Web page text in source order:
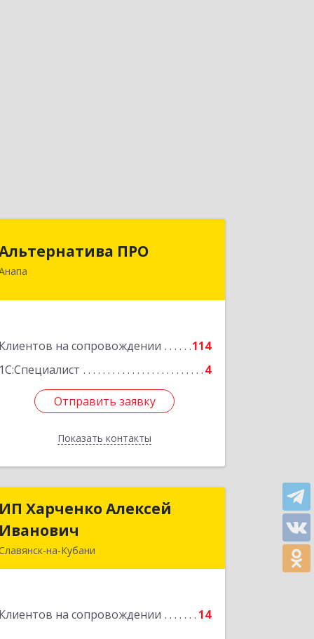
ПРО
Клиентов на сопровождении
114
1С:Специалист
4
Отправить заявку
Показать контакты
Подробнее
Отправить заявку
Назад
ИП Харченко Алексей
Иванович
на-Кубани
Клиентов на сопровождении 14
ИП Харченко Алексей
Подробнее